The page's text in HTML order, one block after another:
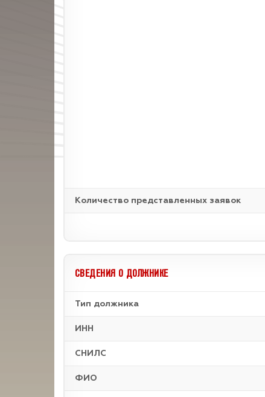
Количество представленных заявок
СВЕДЕНИЯ О ДОЛЖНИКЕ
Тип должника
ИНН
СНИЛС
ФИО